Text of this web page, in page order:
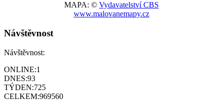
MAPA: © Vydavatelství CBS
www.malovanemapy.cz
Návštěvnost
Návštěvnost:
ONLINE:1
DNES:93
TÝDEN:725
CELKEM:969560